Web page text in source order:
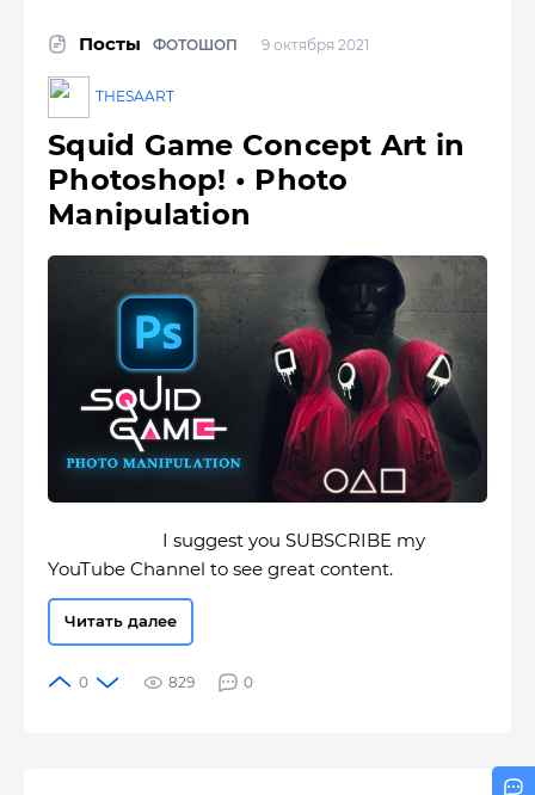
Посты ФОТОШОП 9 октября 2021
THESAART
Squid Game Concept Art in
Photoshop! • Photo
Manipulation
I suggest you SUBSCRIBE my
YouTube Channel to see great content.
Читать далее
829 0